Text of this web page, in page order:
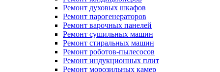
Ремонт духовых шкафов
Ремонт парогенераторов
Ремонт варочных панелей
Ремонт сушильных машин
Ремонт стиральных машин
Ремонт роботов-пылесосов
Ремонт индукционных плит
Ремонт морозильных камер